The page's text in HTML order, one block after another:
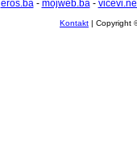
eros.ba- mojweb.ba-
Kontakt | Copyright